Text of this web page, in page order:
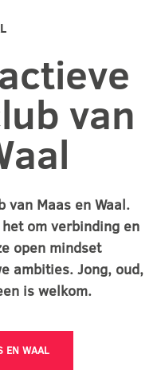
van
van Maas en Waal.
om verbinding en
open mindset
ambities. Jong, oud,
is welkom.
EN WAAL